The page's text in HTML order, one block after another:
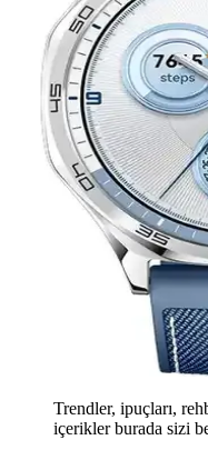
Trendler, ipuçları,
içerikler burada sizi